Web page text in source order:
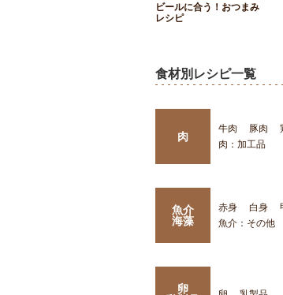
ビールに合う！おつまみ
レシピ
食材別レシピ一覧
肉
牛肉 豚肉
肉：加工品
魚介
海藻
赤身 白身
魚介：その他
卵